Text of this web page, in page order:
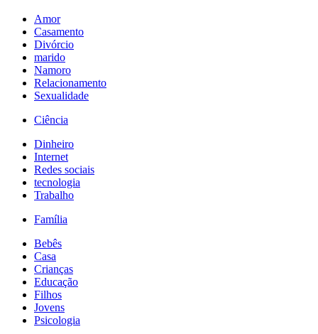
Amor
Casamento
Divórcio
marido
Namoro
Relacionamento
Sexualidade
Ciência
Dinheiro
Internet
Redes sociais
tecnologia
Trabalho
Família
Bebês
Casa
Crianças
Educação
Filhos
Jovens
Psicologia